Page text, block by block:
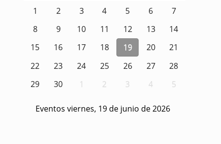
1 2 3 4 5 6
7
8
9 10 11 12 13
14
15
16 17 18 19 20
21
22
23 24 25 26 27
28
29
30 1 2 3 4 5
Eventos viernes, 19 de junio de 2026